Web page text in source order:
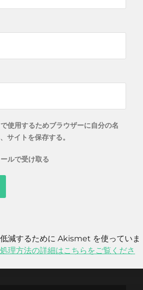
使用するためブラウザーに自分の名
サイトを保存する。
ルで受け取る
減するために Akismet を使っていま
理方法の詳細はこちらをご覧くださ